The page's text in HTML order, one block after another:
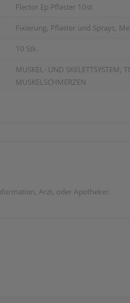
Flector Ep Pflaster 10st
Fixierung, Pflaster und Sprays,
10 Stk.
MUSKEL- UND SKELETTSYSTEM,
MUSKELSCHMERZEN
Arzt, oder Apotheker.